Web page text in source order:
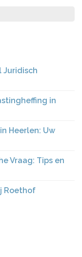
Juridisch
in
Heerlen: Uw
Vraag: Tips en
Roethof